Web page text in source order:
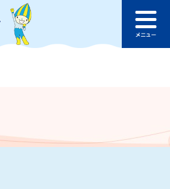
このページの本文へ
ュ